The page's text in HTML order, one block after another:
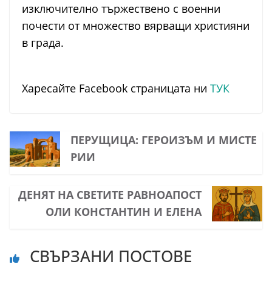
изключително тържествено с военни
почести от множество вярващи християни
в града.
Харесайте Facebook страницата ни ТУК
ПЕРУЩИЦА: ГЕРОИЗЪМ И МИСТЕ
РИИ
ДЕНЯТ НА СВЕТИТЕ РАВНОАПОСТ
ОЛИ КОНСТАНТИН И ЕЛЕНА
СВЪРЗАНИ ПОСТОВЕ